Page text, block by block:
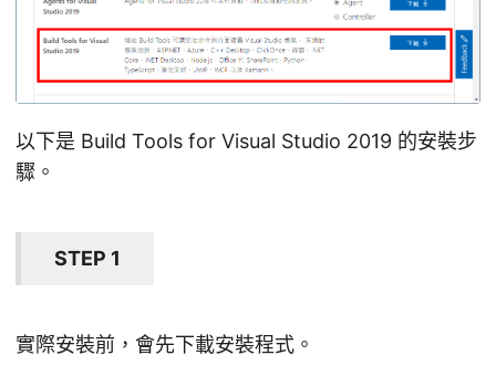
以下是 Build Tools for Visual Studio 2019 的安裝步
驟。
STEP 1
實際安裝前，會先下載安裝程式。